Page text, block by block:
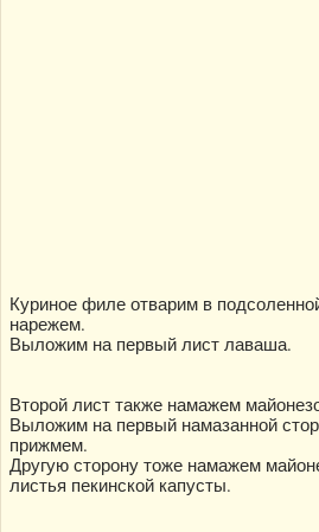
Куриное филе отварим в
нарежем.
Выложим на первый лист лаваша.
Второй лист также намажем
Выложим на первый намазанной
прижмем.
Другую сторону тоже намажем
листья пекинской капусты.